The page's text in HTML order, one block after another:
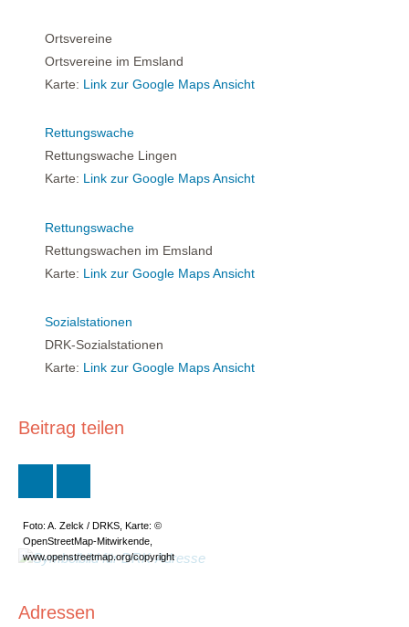
Ortsvereine
Ortsvereine im Emsland
Karte: Link zur Google Maps Ansicht
Rettungswache
Rettungswache Lingen
Karte: Link zur Google Maps Ansicht
Rettungswache
Rettungswachen im Emsland
Karte: Link zur Google Maps Ansicht
Sozialstationen
DRK-Sozialstationen
Karte: Link zur Google Maps Ansicht
Beitrag teilen
Foto: A. Zelck / DRKS, Karte: ©
OpenStreetMap-Mitwirkende,
www.openstreetmap.org/copyright
Adressen